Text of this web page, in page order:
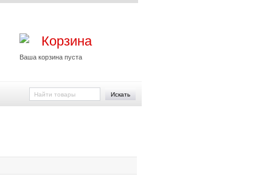
Корзина
Ваша корзина пуста
Искать